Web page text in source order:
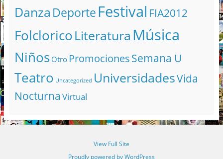
Danza DeporteFestival FIA2012
FolcloricoLiteratura Música
Niños Otro PromocionesSemana U
Teatro Uncategorized UniversidadesVida
Nocturna Virtual
View Full Site
Proudly powered by WordPress